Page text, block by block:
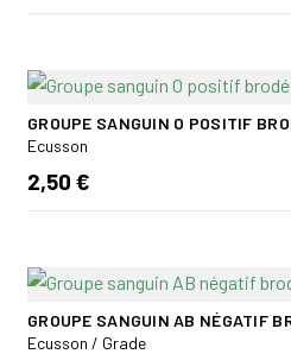
GROUPE SANGUIN O POSITIF
Ecusson
2,50 €
GROUPE SANGUIN AB NÉGATIF
Ecusson / Grade